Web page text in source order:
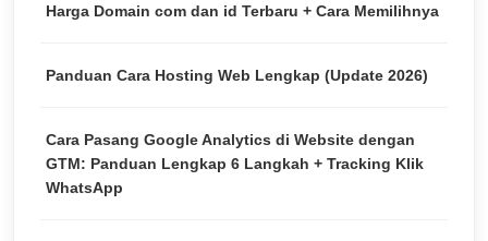
Harga Domain com dan id Terbaru + Cara Memilihnya
Panduan Cara Hosting Web Lengkap (Update 2026)
Cara Pasang Google Analytics di Website dengan
GTM: Panduan Lengkap 6 Langkah + Tracking Klik
WhatsApp